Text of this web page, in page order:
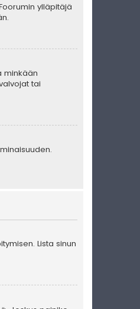
ylläpitäjä
minkään
tai
Lista sinun